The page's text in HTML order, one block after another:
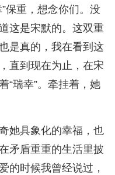
保重，想念你们。没
这是宋默的。这双重
是真的，我在看到这
直到现在为止，在宋
“瑞幸”。牵挂着，她
她具象化的幸福，也
矛盾重重的生活里披
的时候我曾经说过，